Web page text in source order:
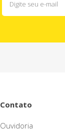
Contato
Ouvidoria